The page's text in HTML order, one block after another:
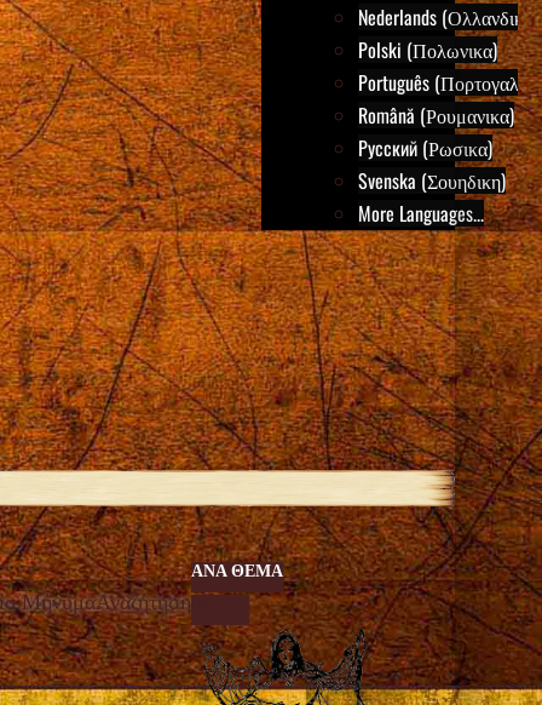
Nederlands (Ολλανδικα)
Polski (Πολωνικα)
Português
Română (Ρουμανικα)
Русский (Ρωσικα)
Svenska (Σουηδικη)
More Languages...
ΜήνυμαΑναζήτηση
ΑΝΆ ΘΈΜΑ